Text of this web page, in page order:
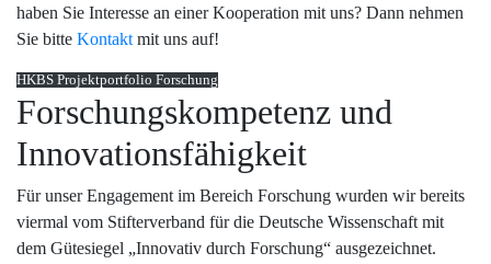
haben Sie Interesse an einer Kooperation mit uns? Dann nehmen
Sie bitte Kontakt mit uns auf!
HKBS Projektportfolio Forschung
Forschungskompetenz und
Innovationsfähigkeit
Für unser Engagement im Bereich Forschung wurden wir bereits
viermal vom Stifterverband für die Deutsche Wissenschaft mit
dem Gütesiegel „Innovativ durch Forschung“ ausgezeichnet.